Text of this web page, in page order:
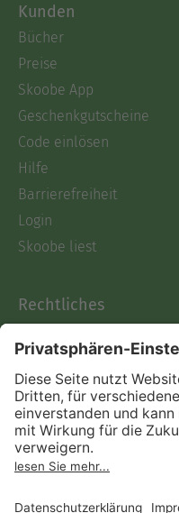
Kunden
Bücher
Preise
Skoobe App
Geschenkgutscheine
Code einlösen
Hilfe
Barrierefreiheit
Login
Skoobe liest
Rechtliches
AGB
Informationen nach Data
Act
Verträge hier kündigen
Impressum